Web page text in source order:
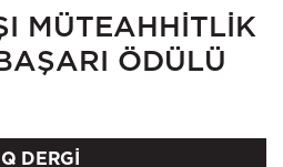
MÜTEAHHİTLİK
ÖDÜLÜ
DERGİ